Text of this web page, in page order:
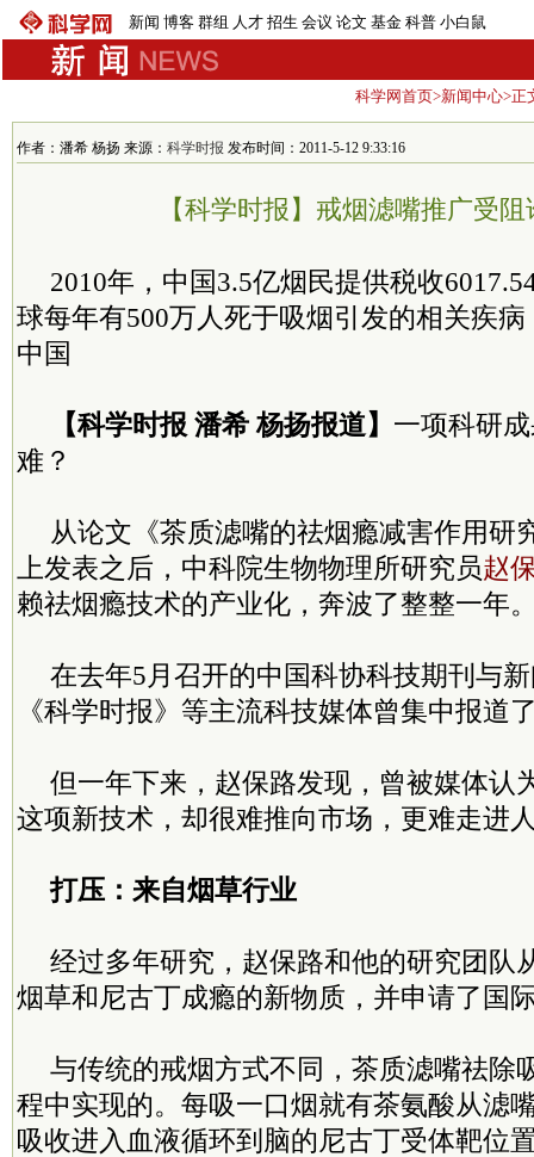
新闻 博客 群组 人才 招生 会议 论文 基金 科普 小白鼠
科学网首页>新闻中心>正
作者：潘希 杨扬 来源： 科学时报 发布时间：2011-5-12 9:33:16
【科学时报】戒烟滤嘴推广受阻
2010年，中国3.5亿烟民提供税收
球每年有500万人死于吸烟引发的相关疾
中国
【科学时报 潘希 杨扬报道】 一项科研
难？
从论文《茶质滤嘴的祛烟瘾减害作用研
上发表之后，中科院生物物理所研究员赵
赖祛烟瘾技术的产业化，奔波了整整一年
在去年5月召开的中国科协科技期刊与
《科学时报》等主流科技媒体曾集中报道
但一年下来，赵保路发现，曾被媒体认
这项新技术，却很难推向市场，更难走进
打压：来自烟草行业
经过多年研究，赵保路和他的研究团队
烟草和尼古丁成瘾的新物质，并申请了国
与传统的戒烟方式不同，茶质滤嘴祛除
程中实现的。每吸一口烟就有茶氨酸从滤
吸收进入血液循环到脑的尼古丁受体靶位